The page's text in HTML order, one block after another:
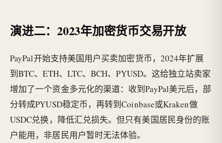
演进二：2023年加密货币交易开放
PayPal开始支持美国用户买卖加密货币，2024年扩展
到BTC、ETH、LTC、BCH、PYUSD。这给独立站卖家
增加了一个资金多元化的渠道：收到PayPal美元后，部
分转成PYUSD稳定币，再转到Coinbase或Kraken做
USDC兑换，降低汇兑损失。但只有美国居民身份的账
户能用，非居民用户暂时无法体验。